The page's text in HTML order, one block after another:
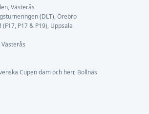
Västerås
(DLT), Örebro
P17 & P19), Uppsala
Cupen dam och herr, Bollnäs